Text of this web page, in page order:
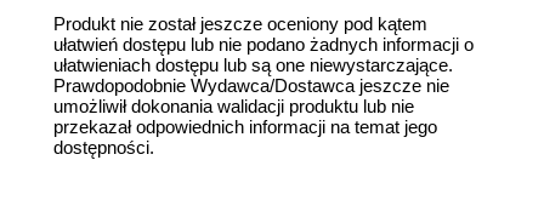
Produkt nie został jeszcze oceniony pod kątem
ułatwień dostępu lub nie podano żadnych informacji o
ułatwieniach dostępu lub są one niewystarczające.
Prawdopodobnie Wydawca/Dostawca jeszcze nie
umożliwił dokonania walidacji produktu lub nie
przekazał odpowiednich informacji na temat jego
dostępności.